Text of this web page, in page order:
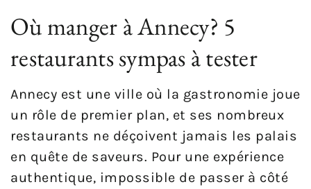
Où manger à Annecy? 5
restaurants sympas à tester
Annecy est une ville où la gastronomie joue
un rôle de premier plan, et ses nombreux
restaurants ne déçoivent jamais les palais
en quête de saveurs. Pour une expérience
authentique, impossible de passer à côté